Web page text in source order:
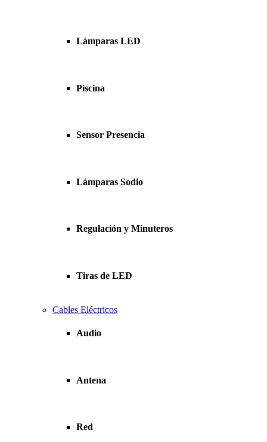
Lámparas LED
Piscina
Sensor Presencia
Lámparas Sodio
Regulación y Minuteros
Tiras de LED
Cables Eléctricos
Audio
Antena
Red